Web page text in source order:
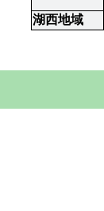
湖西地域